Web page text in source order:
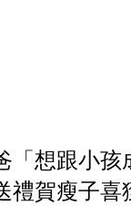
「想跟小
禮賀瘦子喜